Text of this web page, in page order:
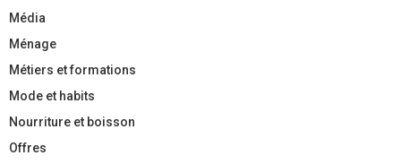
Média
Ménage
Métiers et formations
Mode et habits
Nourriture et boisson
Offres